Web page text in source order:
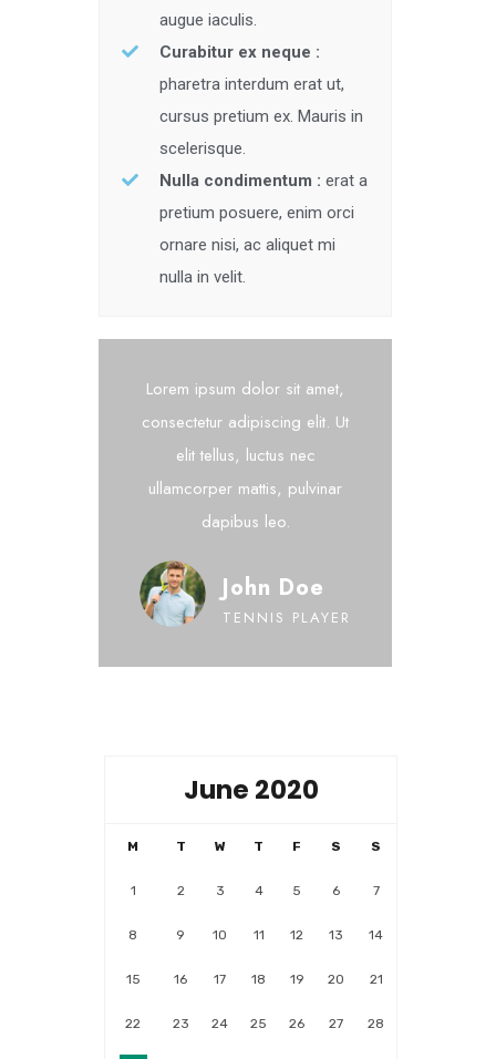
augue iaculis.
Curabitur ex neque :
pharetra interdum erat ut,
cursus pretium ex. Mauris in
scelerisque.
Nulla condimentum : erat a
pretium posuere, enim orci
ornare nisi, ac aliquet mi
nulla in velit.
Lorem ipsum dolor sit amet,
consectetur adipiscing elit. Ut
elit tellus, luctus nec
ullamcorper mattis, pulvinar
dapibus leo.
John Doe
TENNIS PLAYER
June 2020
M T W T F S S
1 2 3 4 5 6 7
8 9 10 11 12 13 14
15 16 17 18 19 20 21
22 23 24 25 26 27 28